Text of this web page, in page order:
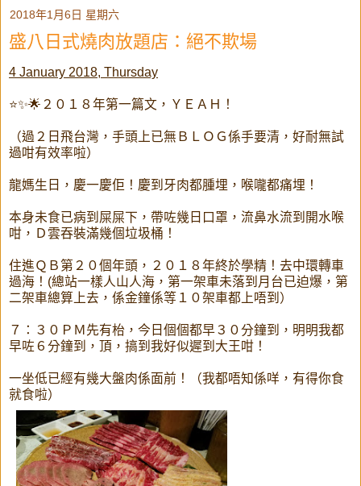
2018年1月6日 星期六
盛八日式燒肉放題店：絕不欺場
4 January 2018, Thursday
⭐✨🌟２０１８年第一篇文，ＹＥＡＨ！
（過２日飛台灣，手頭上已無ＢＬＯＧ係手要清，好耐無試
過咁有效率啦）
龍媽生日，慶一慶佢！慶到牙肉都腫埋，喉嚨都痛埋！
本身未食已病到屎屎下，帶咗幾日口罩，流鼻水流到開水喉
咁，Ｄ雲吞裝滿幾個垃圾桶！
住進ＱＢ第２０個年頭，２０１８年終於學精！去中環轉車
過海！(總站一樣人山人海，第一架車未落到月台已迫爆，第
二架車總算上去，係金鐘係等１０架車都上唔到）
７：３０ＰＭ先有枱，今日個個都早３０分鐘到，明明我都
早咗６分鐘到，頂，搞到我好似遲到大王咁！
一坐低已經有幾大盤肉係面前！（我都唔知係咩，有得你食
就食啦）